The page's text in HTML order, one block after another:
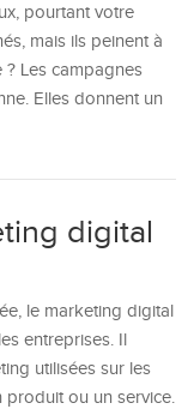
pourtant votre
mais ils peinent à
Les campagnes
Elles donnent un
digital
le marketing digital
entreprises. Il
utilisées sur les
ou un service.